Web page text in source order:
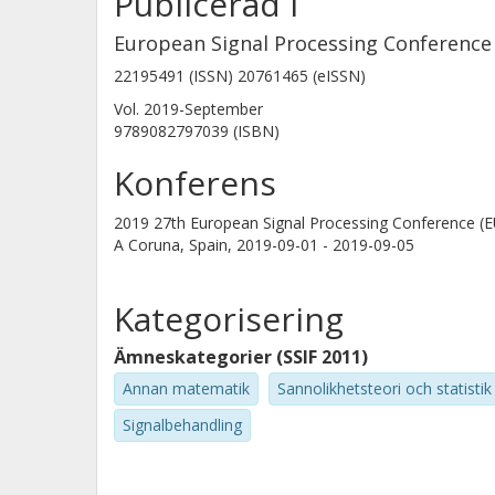
European Signal Processing Conference
22195491 (ISSN) 20761465 (eISSN)
Vol. 2019-September
9789082797039 (ISBN)
Konferens
2019 27th European Signal Processing Conference
A Coruna, Spain, 2019-09-01 - 2019-09-05
Kategorisering
Ämneskategorier (SSIF 2011)
Annan matematik
Sannolikhetsteori och statistik
Signalbehandling